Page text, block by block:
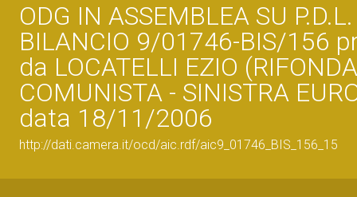
ODG IN ASSEMBLEA SU
BILANCIO 9/01746-BIS/156
da LOCATELLI EZIO
COMUNISTA - SINISTRA
data 18/11/2006
http://dati.camera.it/ocd/aic.rdf/aic9_01746_BIS_156_15